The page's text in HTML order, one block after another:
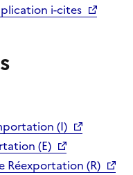
i-cites
(I)
(E)
Réexportation (R)